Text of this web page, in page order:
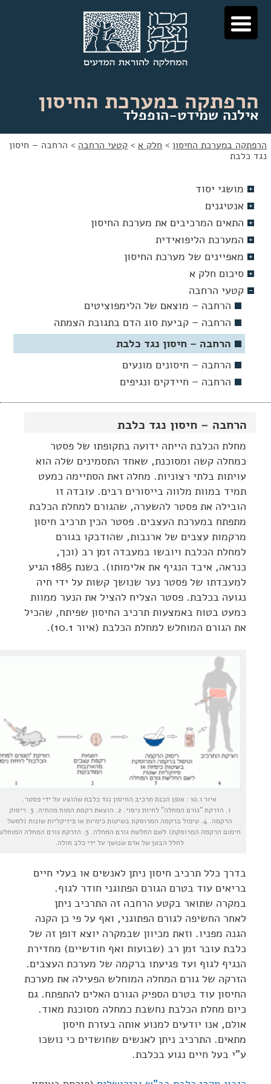
דלג
לתוכן
דלג
לניווט
הרפתקה במערכת החיסון
אילנה שמידט-הופפלד
הרפתקה במערכת החיסון > חלק א > קטעי הרחבה > הרחבה – חיסון
נגד כלבת
הרחבה – חיסון נגד כלבת
מחלת הכלבת הייתה ידועה בתקופתו של פסטר
כמחלה קשה ומסוכנת, שאחד התסמינים שלה הוא
עויתות בלתי רצוניות. מחלה זאת הסתיימה כמעט
תמיד במוות מלווה בייסורים רבים. עובדה זו
הובילה את פסטר להשערה, שהגורם למחלת הכלבת
מתפתח במערכת העצבים. פסטר הכין תרכיב חיסון
מרקמות עצבים של ארנבות, שהודבקו בגורם
למחלת הכלבת ויובשו במעבדה זמן רב (וכך,
כנראה, איבד הנגיף את אלימותו). בשנת 1885 הגיע
למעבדתו של פסטר נער שנושך קשות על ידי חיה
נגועה בכלבת. פסטר הצליח להציל את הנער ממוות
כמעט בטוח באמצעות תרכיב החיסון שפיתח, שהכיל
את הגורם המוחלש למחלת הכלבת (איור 10.1).
איור 10.1 : אופן הכנת תרכיב החיסון נגד כלבת שהוצע על ידי פסטר.
1. הזרקת "גורם המחלה" לחיות ניסוי. 2. הוצאת רקמת המוח מהחיה. 3. ריסוק
הרקמה. 4. טיפול ברקמה המרוסקת בשיטות כימיות או פיזיקליות שונות (למשל
חימום הרקמה המרוסקת) לשם החלשת גורם המחלה. 5. הזרקת גורם המחלה
לחלל הבטן של אדם שנושך על ידי כלב חולה.
בדרך כלל תרכיב חיסון ניתן לאנשים או בעלי חיים
בריאים עוד בטרם הגורם הפתוגני חודר לגוף.
במקרה שתואר בקטע הרחבה זה התרכיב ניתן
לאחר החשיפה לגורם הפתוגני, ואף על פי כן הקנה
הגנה מפניו. וזאת מכיוון שבמקרה יוצא דופן זה של
כלבת עובר זמן רב (שבועות ואף חודשיים) מחדירת
הנגיף לגוף ועד פגיעתו ברקמה של מערכת העצבים.
הזרקה של גורם המחלה המוחלש הפעילה את מערכת
החיסון עוד בטרם הספיק הגורם האלים להתפתח. גם
כיום מחלת הכלבת נחשבת כמחלה מסוכנת מאוד.
אולם, אנו יודעים למנוע אותה בעזרת חיסון
מתאים. התרכיב ניתן לאנשים שחושדים כי נושכו
ע"י בעל חיים נגוע בכלבת.
מושגי יסוד
אנטיגנים
התאים המרכיבים את מערכת החיסון
המערכת הליפואידית
מאפיינים של מערכת החיסון
סיכום חלק א
קטעי הרחבה
הרחבה – מוצאם של הלימפוציטים
הרחבה – קביעת סוג הדם בתגובת הצמתה
הרחבה – חיסון נגד כלבת
הרחבה – חיסונים מונעים
הרחבה – חיידקים ונגיפים